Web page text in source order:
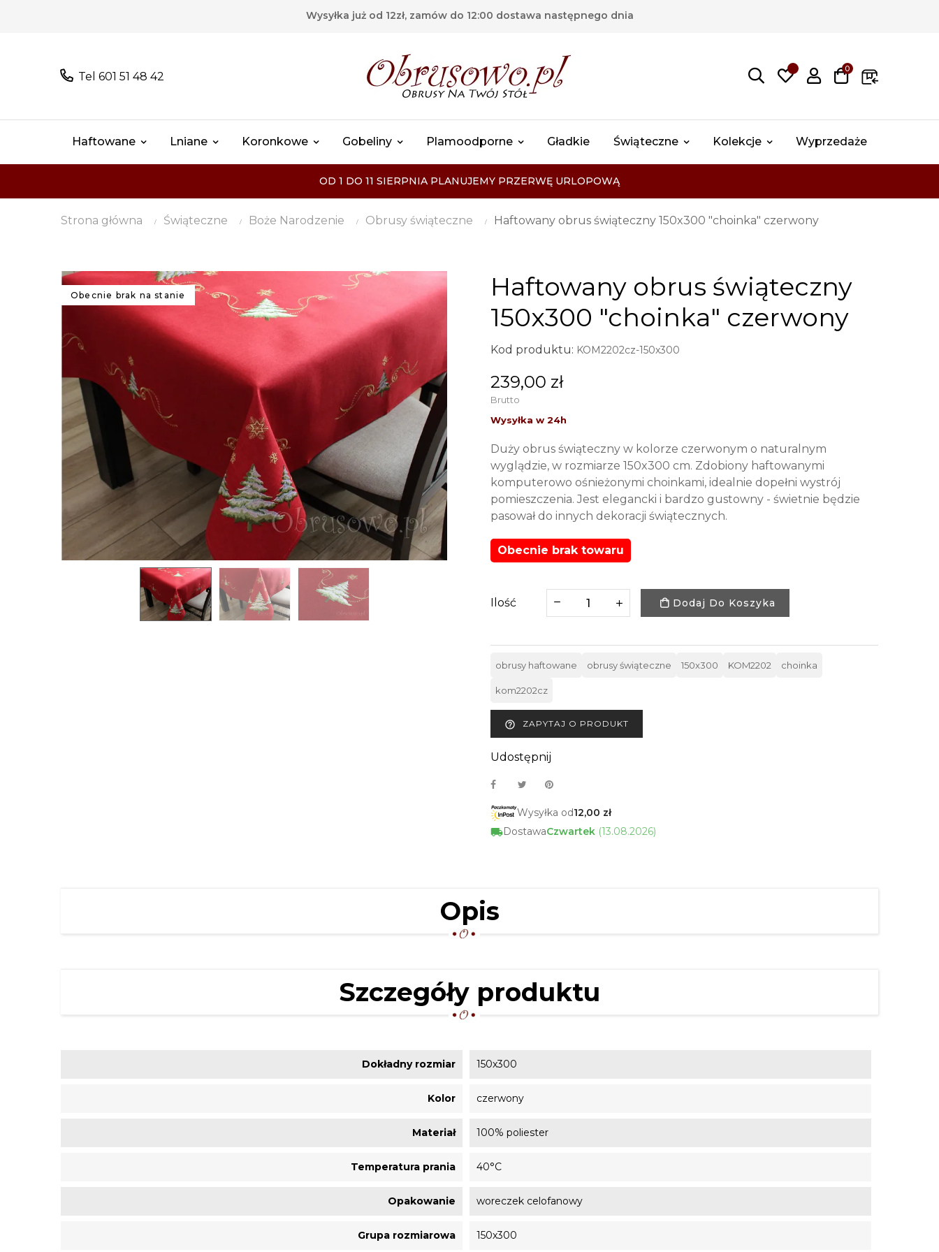
Wysyłka już od 12zł, zamów do 12:00 dostawa następnego dnia
Tel 601 51 48 42
0
Haftowane Lniane Koronkowe Gobeliny Plamoodporne Gładkie Świąteczne Kolekcje Wyprzedaże
OD 1 DO 11 SIERPNIA PLANUJEMY PRZERWĘ URLOPOWĄ
Strona główna Świąteczne Boże Narodzenie Obrusy świąteczne Haftowany obrus świąteczny 150x300 "choinka" czerwony
Obecnie brak na stanie
Haftowany obrus świąteczny
150x300 "choinka" czerwony
Kod produktu: KOM2202cz-150x300
239,00 zł
Brutto
Duży obrus świąteczny w kolorze czerwonym o naturalnym
wyglądzie, w rozmiarze 150x300 cm. Zdobiony haftowanymi
komputerowo ośnieżonymi choinkami, idealnie dopełni wystrój
pomieszczenia. Jest elegancki i bardzo gustowny - świetnie będzie
pasował do innych dekoracji świątecznych.
Obecnie brak towaru
Ilość Dodaj Do Koszyka
obrusy haftowane obrusy świąteczne 150x300 KOM2202 choinka
kom2202cz
help_outline ZAPYTAJ O PRODUKT
Udostępnij
Wysyłka od12,00 zł
DostawaCzwartek (13.08.2026)
Opis
Szczegóły produktu
Dokładny rozmiar 150x300
Kolor czerwony
Materiał 100% poliester
Temperatura prania 40°C
Opakowanie woreczek celofanowy
Grupa rozmiarowa 150x300